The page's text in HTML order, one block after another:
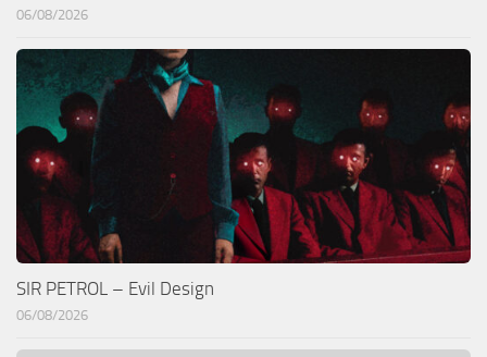
06/08/2026
SIR PETROL – Evil Design
06/08/2026